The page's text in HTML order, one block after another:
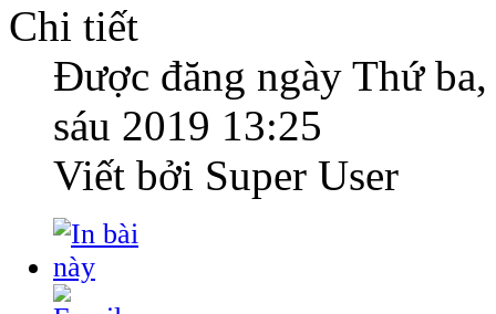
Chi tiết
Được đăng ngày Thứ
sáu 2019 13:25
Viết bởi Super User